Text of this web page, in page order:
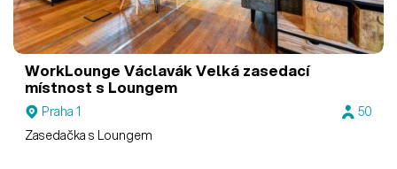
WorkLounge VáclavákVelká zasedací
místnost s Loungem
Praha 1
50
Zasedačka s Loungem